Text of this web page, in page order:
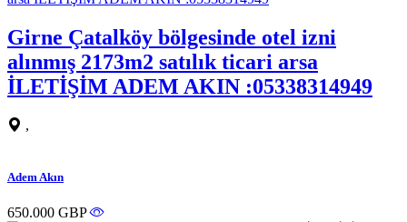
Girne Çatalköy bölgesinde otel izni
alınmış 2173m2 satılık ticari arsa
İLETİŞİM ADEM AKIN :05338314949
,
Adem Akın
650.000 GBP